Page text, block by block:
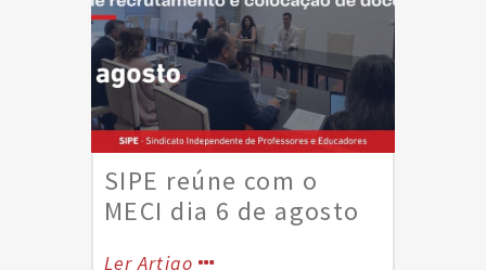
SIPE reúne com o
MECI dia 6 de agosto
Ler Artigo